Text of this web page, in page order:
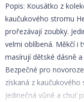
Popis: Kousátko z
kaučukového stromu
prořezávají zoubky.
velmi oblíbená. Měkčí i
masírují dětské dásně
Bezpečné pro
získaná z
Jedinečná vůně a chuť